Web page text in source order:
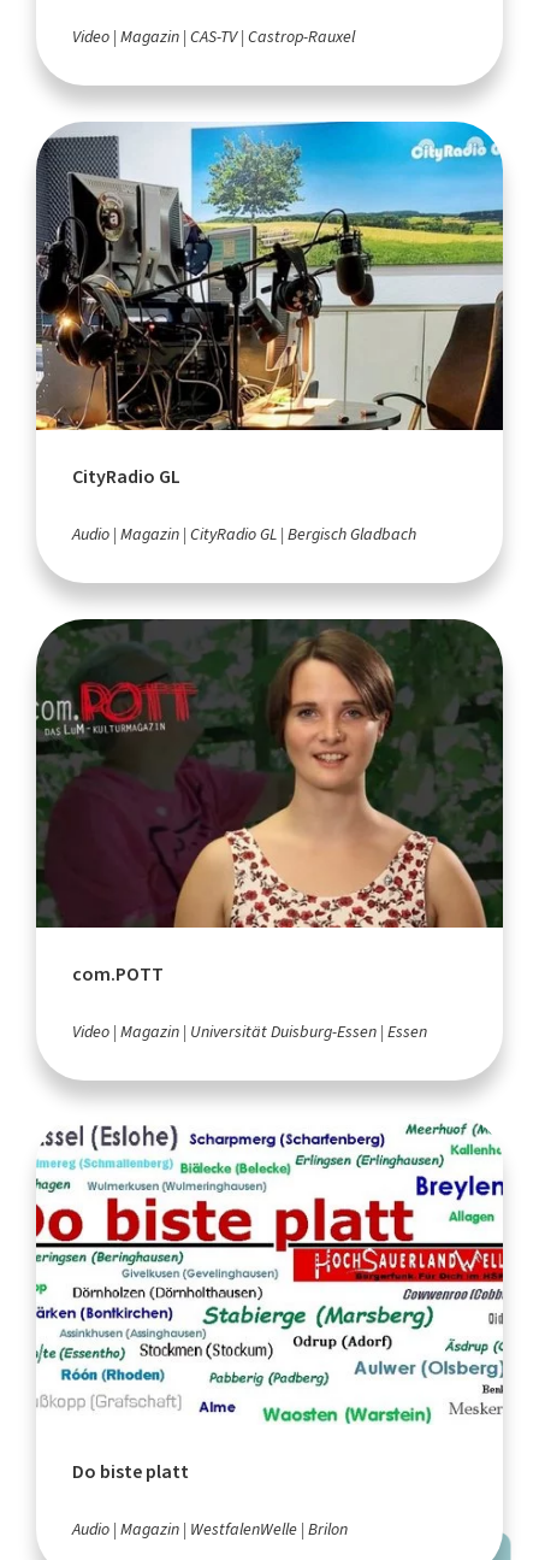
Video Magazin CAS-TV Castrop-Rauxel
CityRadio GL
Audio Magazin CityRadio GL Bergisch Gladbach
com.POTT
Video Magazin Universität Duisburg-Essen Essen
Do biste platt
Audio Magazin WestfalenWelle Brilon